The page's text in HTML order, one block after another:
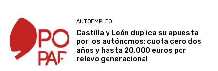
AUTOEMPLEO
Castilla y León duplica su apuesta
por los autónomos: cuota cero dos
años y hasta 20.000 euros por
relevo generacional